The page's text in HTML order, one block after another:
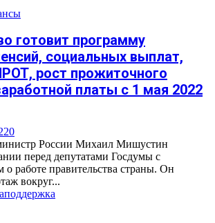
готовит программу
социальных выплат,
рост прожиточного
платы с 1 мая 2022
0
России Михаил Мишустин
перед депутатами Госдумы с
о работе правительства страны. Он
вокруг...
поддержка